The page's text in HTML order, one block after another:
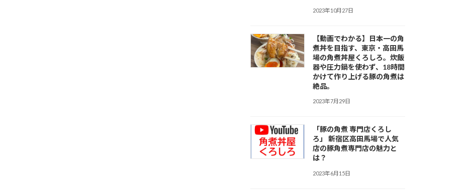
2023年10月27日
【動画でわかる】日本一の角
煮丼を目指す、東京・高田馬
場の角煮丼屋くろしろ。炊飯
器や圧力鍋を使わず、18時間
かけて作り上げる豚の角煮は
絶品。
2023年7月29日
「豚の角煮 専門店くろし
ろ」 新宿区高田馬場で人気
店の豚角煮専門店の魅力と
は？
2023年6月15日